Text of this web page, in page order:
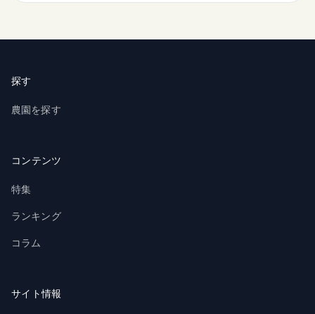
探す
農園を探す
コンテンツ
特集
ランキング
コラム
サイト情報